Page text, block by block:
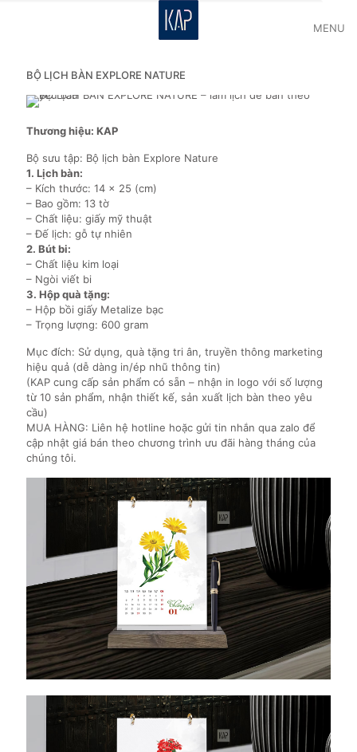
MENU
BỘ LỊCH BÀN EXPLORE NATURE
Thương hiệu: KAP
Bộ sưu tập: Bộ lịch bàn Explore Nature
1. Lịch bàn:
– Kích thước: 14 x 25 (cm)
– Bao gồm: 13 tờ
– Chất liệu: giấy mỹ thuật
– Đế lịch: gỗ tự nhiên
2. Bút bi:
– Chất liệu kim loại
– Ngòi viết bi
3. Hộp quà tặng:
– Hộp bồi giấy Metalize bạc
– Trọng lượng: 600 gram
Mục đích: Sử dụng, quà tặng tri ân, truyền thông marketing
hiệu quả (dễ dàng in/ép nhũ thông tin)
(KAP cung cấp sản phẩm có sẵn – nhận in logo với số lượng
từ 10 sản phẩm, nhận thiết kế, sản xuất lịch bàn theo yêu
cầu)
MUA HÀNG: Liên hệ hotline hoặc gửi tin nhắn qua zalo để
cập nhật giá bán theo chương trình ưu đãi hàng tháng của
chúng tôi.